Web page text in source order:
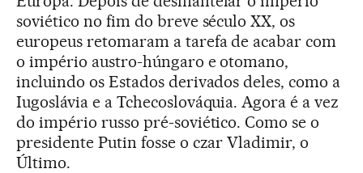
soviético no fim do breve século XX, os
europeus retomaram a tarefa de acabar com
o império austro-húngaro e otomano,
incluindo os Estados derivados deles, como a
Iugoslávia e a Tchecoslováquia. Agora é a vez
do império russo pré-soviético. Como se o
presidente Putin fosse o czar Vladimir, o
Último.